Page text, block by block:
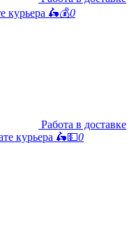
курьера 🛵💰0
Работа в доставке
курьера 🛵💵0